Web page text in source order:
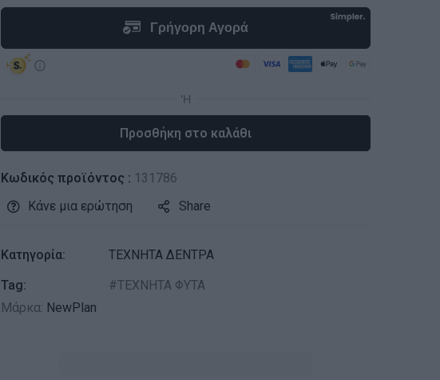
Προσθήκη στο καλάθι
Κωδικός προϊόντος : 131786
Κάνε μια ερώτηση
Share
Κατηγορία:
ΤΕΧΝΗΤΑ ΔΕΝΤΡΑ
Tag:
ΤΕΧΝΗΤΑ ΦΥΤΑ
Μάρκα: NewPlan